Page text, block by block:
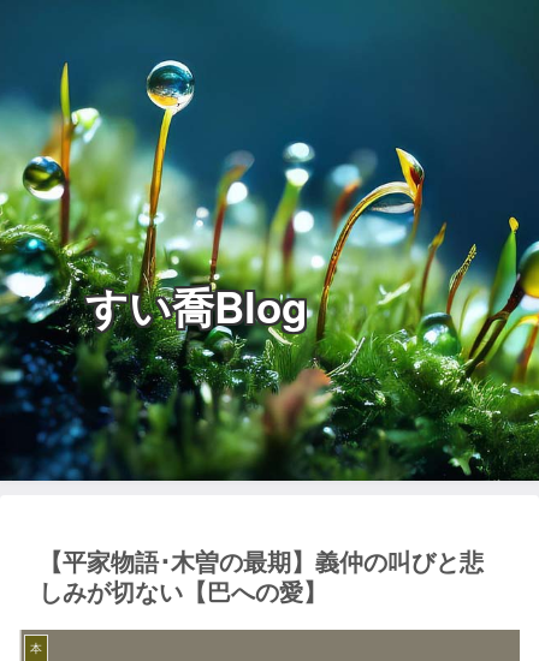
すい喬Blog
【平家物語･木曽の最期】義仲の叫びと悲
しみが切ない【巴への愛】
本